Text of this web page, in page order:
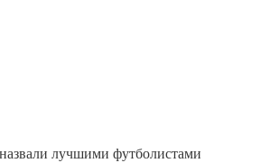
лучшими футболистами